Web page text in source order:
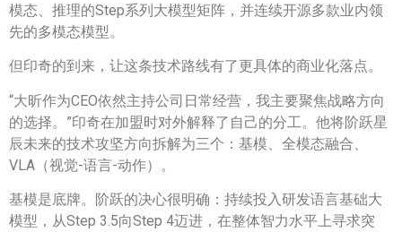
模态、推理的Step系列大模型矩阵，并连续开源多款业内领
先的多模态模型。
但印奇的到来，让这条技术路线有了更具体的商业化落点。
“大昕作为CEO依然主持公司日常经营，我主要聚焦战略方向
的选择。”印奇在加盟时对外解释了自己的分工。他将阶跃星
辰未来的技术攻坚方向拆解为三个：基模、全模态融合、
VLA（视觉-语言-动作）。
基模是底牌。阶跃的决心很明确：持续投入研发语言基础大
模型，从Step 3.5向Step 4迈进，在整体智力水平上寻求突